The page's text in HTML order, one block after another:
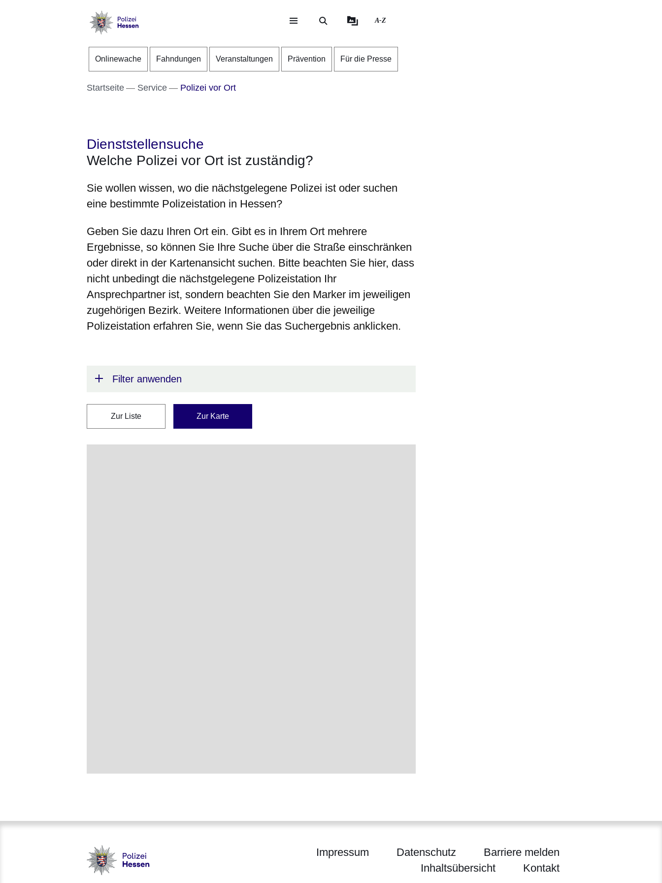
Direkt zum Kopf der Seite
Direkt zum Inhalt
Direkt zum Fuß der Seite
Hessen
A-Z
Onlinewache Fahndungen Veranstaltungen Prävention Für die Presse
Startseite Service Polizei vor Ort
Dienststellensuche
Welche Polizei vor Ort ist zuständig?
Sie wollen wissen, wo die nächstgelegene Polizei ist oder suchen
eine bestimmte Polizeistation in Hessen?
Geben Sie dazu Ihren Ort ein. Gibt es in Ihrem Ort mehrere
Ergebnisse, so können Sie Ihre Suche über die Straße einschränken
oder direkt in der Kartenansicht suchen. Bitte beachten Sie hier, dass
nicht unbedingt die nächstgelegene Polizeistation Ihr
Ansprechpartner ist, sondern beachten Sie den Marker im jeweiligen
zugehörigen Bezirk. Weitere Informationen über die jeweilige
Polizeistation erfahren Sie, wenn Sie das Suchergebnis anklicken.
Filter anwenden
Zur Liste Zur Karte
Impressum Datenschutz
Barriere melden
Inhaltsübersicht
Kontakt